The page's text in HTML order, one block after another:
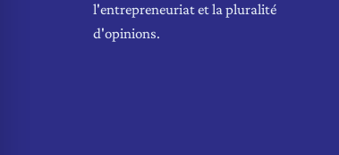
l'entrepreneuriat et la pluralité
d'opinions.